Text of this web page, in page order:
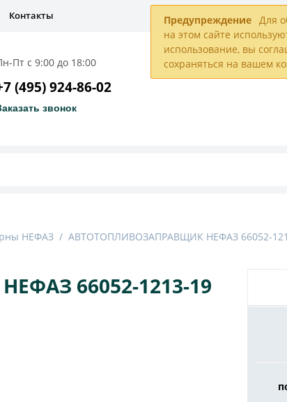
Предупреждение Для
на этом сайте
использование, вы
сохраняться на вашем
Контакты
Пт с 9:00 до 18:00
(495) 924-86-02
звонок
НЕФАЗ / АВТОТОПЛИВОЗАПРАВЩИК НЕФАЗ 66052-
66052-1213-19